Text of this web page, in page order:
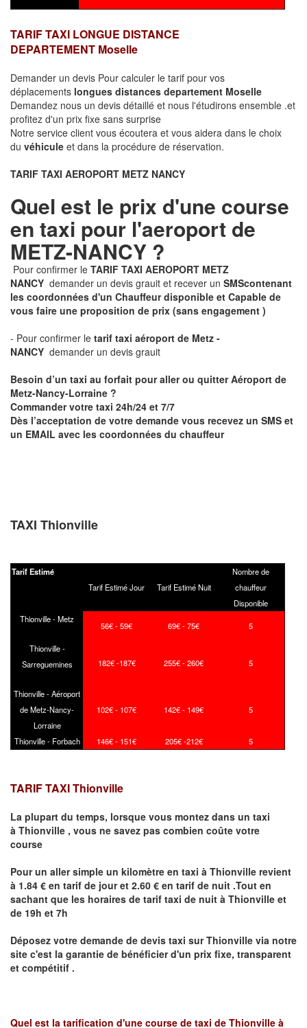
TARIF TAXI LONGUE DISTANCE
DEPARTEMENT Moselle
Demander un devis Pour calculer le tarif pour vos
déplacements longues distances departement Moselle
Demandez nous un devis détaillé et nous l'étudirons ensemble .et
profitez d'un prix fixe sans surprise
Notre service client vous écoutera et vous aidera dans le choix
du véhicule et dans la procédure de réservation.
TARIF TAXI AEROPORT METZ NANCY
Quel est le prix d'une course
en taxi pour l'aeroport de
METZ-NANCY ?
Pour confirmer le TARIF TAXI AEROPORT METZ
NANCY demander un devis grauit et recever un SMScontenant
les coordonnées d'un Chauffeur disponible et Capable de
vous faire une proposition de prix (sans engagement )
- Pour confirmer le tarif taxi aéroport de Metz -
NANCY demander un devis grauit
Besoin d’un taxi au forfait pour aller ou quitter Aéroport de
Metz-Nancy-Lorraine ?
Commander votre taxi 24h/24 et 7/7
Dès l’acceptation de votre demande vous recevez un SMS et
un EMAIL avec les coordonnées du chauffeur
TAXI Thionville
Tarif Estimé
Tarif Estimé Jour
Tarif Estimé Nuit
Nombre de
chauffeur
Disponible
Thionville - Metz
56€ - 59€ 69€ - 75€ 5
Thionville -
Sarreguemines
182€ -187€ 255€ - 260€ 5
Thionville - Aéroport
de Metz-Nancy-
Lorraine
102€ - 107€ 142€ - 149€ 5
Thionville - Forbach 146€ - 151€ 205€ -212€ 5
TARIF TAXI Thionville
La plupart du temps, lorsque vous montez dans un taxi
à Thionville , vous ne savez pas combien coûte votre
course
Pour un aller simple un kilomètre en taxi à Thionville revient
à 1.84 € en tarif de jour et 2.60 € en tarif de nuit .Tout en
sachant que les horaires de tarif taxi de nuit à Thionville et
de 19h et 7h
Déposez votre demande de devis taxi surThionville via notre
site c'est la garantie de bénéficier d'un prix fixe, transparent
et compétitif .
Quel est la tarification d'une course de taxi de Thionville à